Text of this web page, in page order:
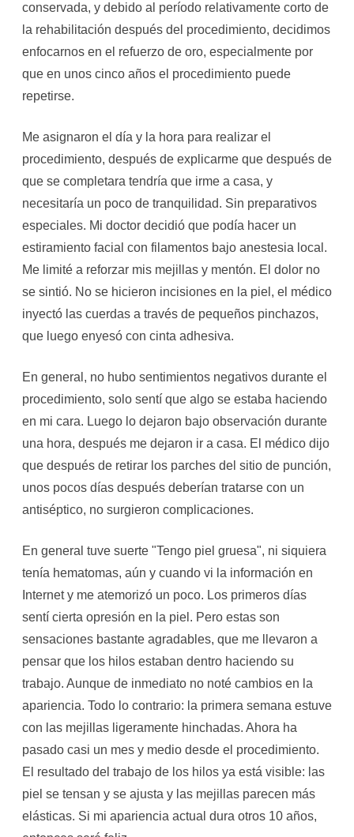
conservada, y debido al período relativamente corto de
la rehabilitación después del procedimiento, decidimos
enfocarnos en el refuerzo de oro, especialmente por
que en unos cinco años el procedimiento puede
repetirse.
Me asignaron el día y la hora para realizar el
procedimiento, después de explicarme que después de
que se completara tendría que irme a casa, y
necesitaría un poco de tranquilidad. Sin preparativos
especiales. Mi doctor decidió que podía hacer un
estiramiento facial con filamentos bajo anestesia local.
Me limité a reforzar mis mejillas y mentón. El dolor no
se sintió. No se hicieron incisiones en la piel, el médico
inyectó las cuerdas a través de pequeños pinchazos,
que luego enyesó con cinta adhesiva.
En general, no hubo sentimientos negativos durante el
procedimiento, solo sentí que algo se estaba haciendo
en mi cara. Luego lo dejaron bajo observación durante
una hora, después me dejaron ir a casa. El médico dijo
que después de retirar los parches del sitio de punción,
unos pocos días después deberían tratarse con un
antiséptico, no surgieron complicaciones.
En general tuve suerte "Tengo piel gruesa", ni siquiera
tenía hematomas, aún y cuando vi la información en
Internet y me atemorizó un poco. Los primeros días
sentí cierta opresión en la piel. Pero estas son
sensaciones bastante agradables, que me llevaron a
pensar que los hilos estaban dentro haciendo su
trabajo. Aunque de inmediato no noté cambios en la
apariencia. Todo lo contrario: la primera semana estuve
con las mejillas ligeramente hinchadas. Ahora ha
pasado casi un mes y medio desde el procedimiento.
El resultado del trabajo de los hilos ya está visible: las
piel se tensan y se ajusta y las mejillas parecen más
elásticas. Si mi apariencia actual dura otros 10 años,